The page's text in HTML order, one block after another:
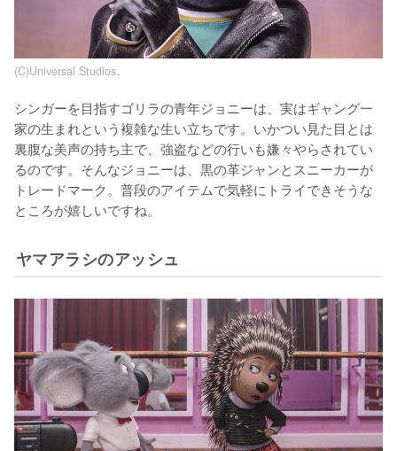
(C)Universal Studios.
シンガーを目指すゴリラの青年ジョニーは、実はギャング一
家の生まれという複雑な生い立ちです。いかつい見た目とは
裏腹な美声の持ち主で、強盗などの行いも嫌々やらされてい
るのです。そんなジョニーは、黒の革ジャンとスニーカーが
トレードマーク。普段のアイテムで気軽にトライできそうな
ところが嬉しいですね。
ヤマアラシのアッシュ